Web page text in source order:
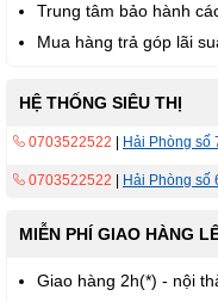
Trung tâm bảo hành
Mua hàng trả góp lãi
HỆ THỐNG SIÊU THỊ
0703522522 Hải Phòng số
0703522522 Hải Phòng số
MIỄN PHÍ GIAO HÀNG
Giao hàng 2h(*) - nội